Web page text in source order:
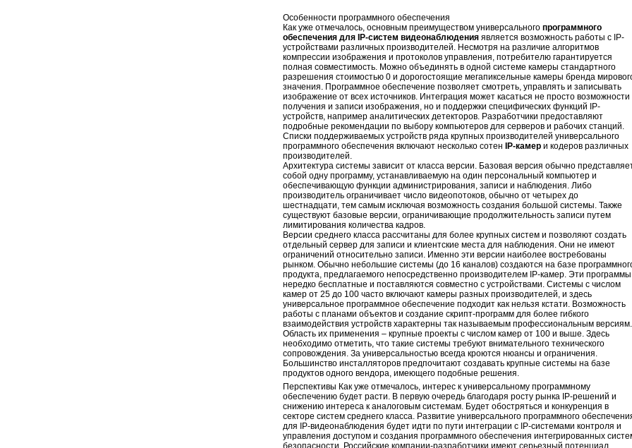
Особенности программного обеспечения
Как уже отмечалось, основным преимуществом универсального программного
обеспечения для IP-систем видеонаблюдения является возможность работы с IP-
устройствами различных производителей. Несмотря на различие алгоритмов
компрессии изображения и протоколов управления, потребителю гарантируется
полная совместимость. Можно объединять в одной системе камеры стандартного
разрешения стоимостью 0 и дорогостоящие мегапиксельные камеры бренда
значения. Программное обеспечение позволяет смотреть, управлять и записывать
изображение от всех источников. Интеграция может касаться не просто возможности
получения и записи изображения, но и поддержки специфических функций IP-
устройств, например аналитических детекторов. Разработчики предоставляют
подробные рекомендации по выбору компьютеров для серверов и рабочих станций.
Списки поддерживаемых устройств ряда крупных производителей универсального
программного обеспечения включают несколько сотен
IP-камер и кодеров различных
производителей.
Архитектура системы зависит от класса версии. Базовая версия обычно
собой одну программу, устанавливаемую на один персональный компьютер и
обеспечивающую функции администрирования, записи и наблюдения. Либо
производитель ограничивает число видеопотоков, обычно от четырех до
шестнадцати, тем самым исключая возможность создания большой системы. Также
существуют базовые версии, ограничивающие продолжительность записи путем
лимитирования количества кадров.
Версии среднего класса рассчитаны для более крупных систем и позволяют создать
отдельный сервер для записи и клиентские места для наблюдения. Они не имеют
ограничений относительно записи. Именно эти версии наиболее востребованы
рынком. Обычно небольшие системы (до 16 каналов) создаются на базе
продукта, предлагаемого непосредственно производителем IP-камер. Эти программы
нередко бесплатные и поставляются совместно с устройствами. Системы с числом
камер от 25 до 100 часто включают камеры разных производителей, и здесь
универсальное программное обеспечение подходит как нельзя кстати. Возможность
работы с планами объектов и создание скрипт-программ для более гибкого
взаимодействия устройств характерны так называемым профессиональным версиям.
Область их применения – крупные проекты с числом камер от 100 и выше. Здесь
необходимо отметить, что такие системы требуют внимательного технического
сопровождения. За универсальностью всегда кроются нюансы и ограничения.
Большинство инсталляторов предпочитают создавать крупные системы на базе
продуктов одного вендора, имеющего подобные решения.
Перспективы Как уже отмечалось, интерес к универсальному программному
обеспечению будет расти. В первую очередь благодаря росту рынка IP-решений и
снижению интереса к аналоговым системам. Будет обостряться и конкуренция в
секторе систем среднего класса. Развитие универсального программного
для IP-видеонаблюдения будет идти по пути интеграции с IP-системами контроля и
управления доступом и создания программного обеспечения интегрированных
безопасности. Российские компании-разработчики имеют серьезный потенциал,